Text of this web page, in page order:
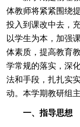
体教师将紧紧围绕
投入到课改中去，
以学生为本，加强
体素质，提高教育
学常规的落实，深
法和手段，扎扎实
动。本学期教研组
一、指导思想